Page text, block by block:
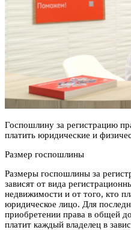
Госпошлину за регистрацию
платить юридические и
Размер госпошлины
Размеры госпошлины за
зависят от вида
недвижимости и от того, кто
юридическое лицо. Для
приобретении права в общей
платит каждый владелец в